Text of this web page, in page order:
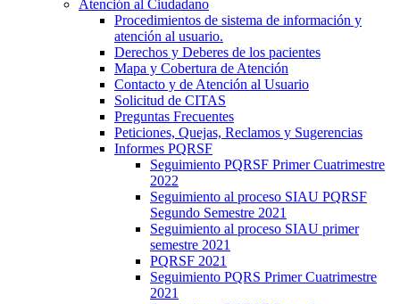
Atención al Ciudadano
Procedimientos de sistema de información y
atención al usuario.
Derechos y Deberes de los pacientes
Mapa y Cobertura de Atención
Contacto y de Atención al Usuario
Solicitud de CITAS
Preguntas Frecuentes
Peticiones, Quejas, Reclamos y Sugerencias
Informes PQRSF
Seguimiento PQRSF Primer Cuatrimestre
2022
Seguimiento al proceso SIAU PQRSF
Segundo Semestre 2021
Seguimiento al proceso SIAU primer
semestre 2021
PQRSF 2021
Seguimiento PQRS Primer Cuatrimestre
2021